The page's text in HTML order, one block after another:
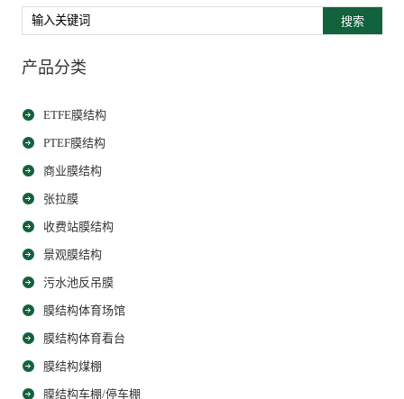
搜索
产品分类
ETFE膜结构
PTEF膜结构
商业膜结构
张拉膜
收费站膜结构
景观膜结构
污水池反吊膜
膜结构体育场馆
膜结构体育看台
膜结构煤棚
膜结构车棚/停车棚